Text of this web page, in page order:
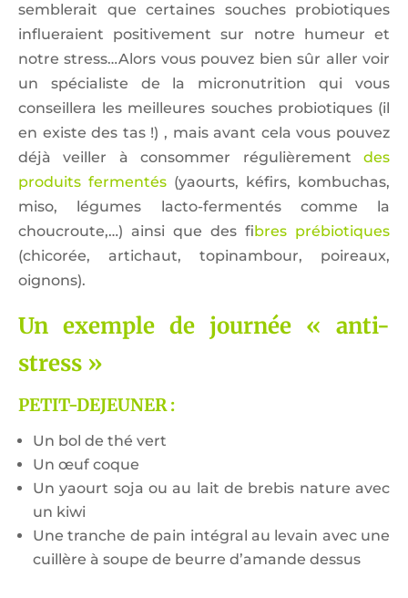
semblerait que certaines souches probiotiques
influeraient positivement sur notre humeur et
notre stress…Alors vous pouvez bien sûr aller voir
un spécialiste de la micronutrition qui vous
conseillera les meilleures souches probiotiques (il
en existe des tas !) , mais avant cela vous pouvez
déjà veiller à consommer régulièrement des
produits fermentés (yaourts, kéfirs, kombuchas,
miso, légumes lacto-fermentés comme la
choucroute,…) ainsi que des fibres prébiotiques
(chicorée, artichaut, topinambour, poireaux,
oignons).
Un exemple de journée « anti-
stress »
PETIT-DEJEUNER :
Un bol de thé vert
Un œuf coque
Un yaourt soja ou au lait de brebis nature avec
un kiwi
Une tranche de pain intégral au levain avec une
cuillère à soupe de beurre d’amande dessus